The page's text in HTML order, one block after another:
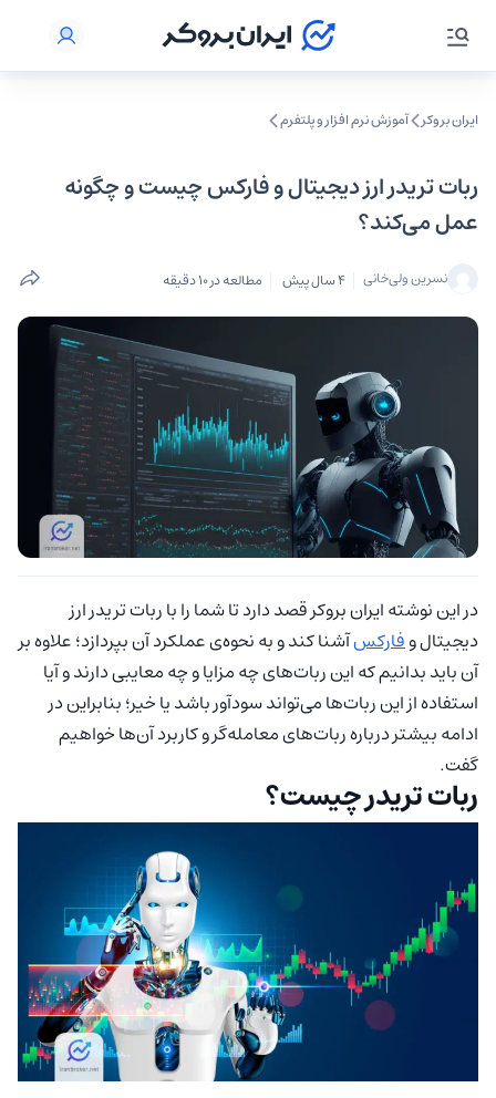
ایران بروکر آموزش نرم‌ افزار و پلتفرم
ربات تریدر ارز دیجیتال و فارکس چیست و چگونه
عمل می‌کند؟
نسرین ولی‌خانی 4 سال پیش مطالعه در 10 دقیقه
در این نوشته ایران بروکر قصد دارد تا شما را با ربات تریدر ارز
دیجیتال وفارکسآشنا کند و به نحوه‌ی عملکرد آن بپردازد؛ علاوه بر
آن باید بدانیم که این ربات‌های چه مزایا و چه معایبی دارند و آیا
استفاده از این ربات‌ها می‌تواند سودآور باشد یا خیر؛ بنابراین در
ادامه بیشتر درباره ربات‌های معامله‌گر و کاربرد آن‌ها خواهیم
گفت.
ربات تریدر چیست؟